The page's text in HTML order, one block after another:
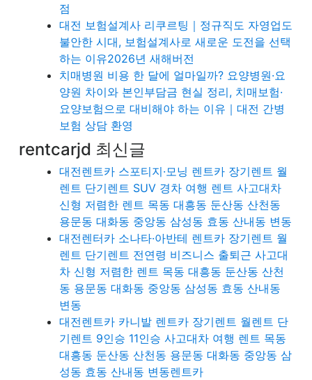
점
대전 보험설계사 리쿠르팅｜정규직도 자영업도
불안한 시대, 보험설계사로 새로운 도전을 선택
하는 이유2026년 새해버전
치매병원 비용 한 달에 얼마일까? 요양병원·요
양원 차이와 본인부담금 현실 정리, 치매보험·
요양보험으로 대비해야 하는 이유｜대전 간병
보험 상담 환영
rentcarjd 최신글
대전렌트카 스포티지·모닝 렌트카 장기렌트 월
렌트 단기렌트 SUV 경차 여행 렌트 사고대차
신형 저렴한 렌트 목동 대흥동 둔산동 산천동
용문동 대화동 중앙동 삼성동 효동 산내동 변동
대전렌터카 소나타·아반테 렌트카 장기렌트 월
렌트 단기렌트 전연령 비즈니스 출퇴근 사고대
차 신형 저렴한 렌트 목동 대흥동 둔산동 산천
동 용문동 대화동 중앙동 삼성동 효동 산내동
변동
대전렌트카 카니발 렌트카 장기렌트 월렌트 단
기렌트 9인승 11인승 사고대차 여행 렌트 목동
대흥동 둔산동 산천동 용문동 대화동 중앙동 삼
성동 효동 산내동 변동렌트카